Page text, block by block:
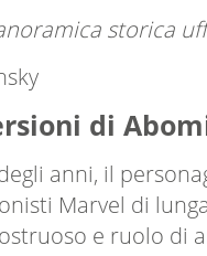
storica
di
anni, il
Marvel di
e ruolo di